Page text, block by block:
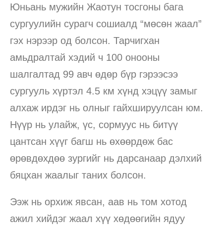
Юньань мужийн Жаотун тосгоны бага
сургуулийн сурагч сошиалд “мөсөн жаал”
гэх нэрээр од болсон. Тарчигхан
амьдралтай хэдий ч 100 онооны
шалгалтад 99 авч өдөр бүр гэрээсээ
сургууль хүртэл 4.5 км хүнд хэцүү замыг
алхаж ирдэг нь олныг гайхшируулсан юм.
Нүүр нь улайж, үс, сормуус нь битүү
цантсан хүүг багш нь өхөөрдөж бас
өрөвдөхдөө зургийг нь дарсанаар дэлхий
бяцхан жаалыг таних болсон.
Ээж нь орхиж явсан, аав нь том хотод
ажил хийдэг жаал хүү хөдөөгийн ядуу